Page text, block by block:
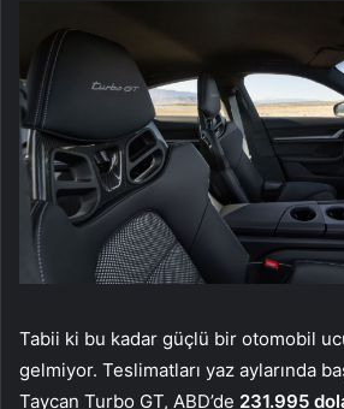
Tabii ki bu kadar güçlü bir otomobil
gelmiyor. Teslimatları yaz aylarında
Taycan Turbo GT, ABD’de 231.995